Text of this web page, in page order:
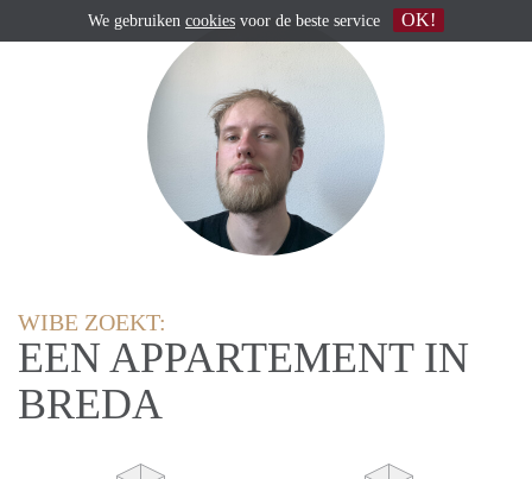
WIBE ZOEKT:
EEN APPARTEMENT IN
BREDA
We gebruiken cookies voor de beste service OK!